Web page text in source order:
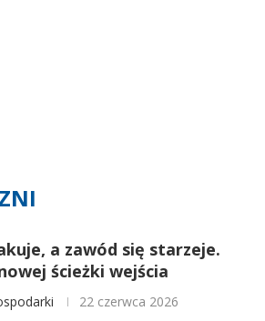
a zawód się starzeje.
ścieżki wejścia
22 czerwca 2026